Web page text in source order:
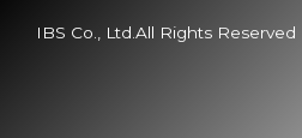
IBS Co., Ltd.All Rights Reserved